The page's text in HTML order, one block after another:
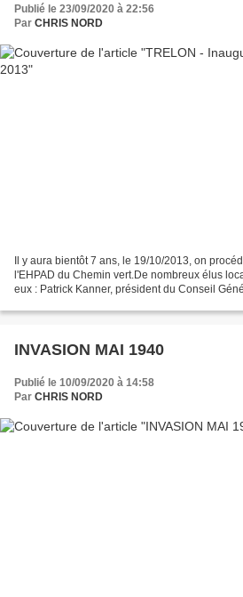
Publié le 23/09/2020 à 22:56
Par CHRIS NORD
Il y aura bientôt 7 ans, le 19/10/2013, on
l'EHPAD du Chemin vert.De nombreux élus
eux : Patrick Kanner, président du Conseil
INVASION MAI 1940
Publié le 10/09/2020 à 14:58
Par CHRIS NORD